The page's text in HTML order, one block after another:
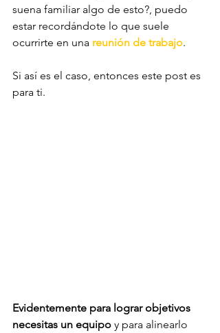
suena familiar algo de esto?, puedo
estar recordándote lo que suele
ocurrirte en una reunión de trabajo.
Si así es el caso, entonces este post es
para ti.
Evidentemente para lograr objetivos
necesitas un equipo y para alinearlo